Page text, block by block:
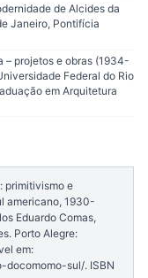
de Alcides da
Janeiro, Pontifícia
– projetos e obras (1934-
Federal do Rio
em Arquitetura
primitivismo e
americano, 1930-
Eduardo Comas,
Porto Alegre:
em:
sul/. ISBN